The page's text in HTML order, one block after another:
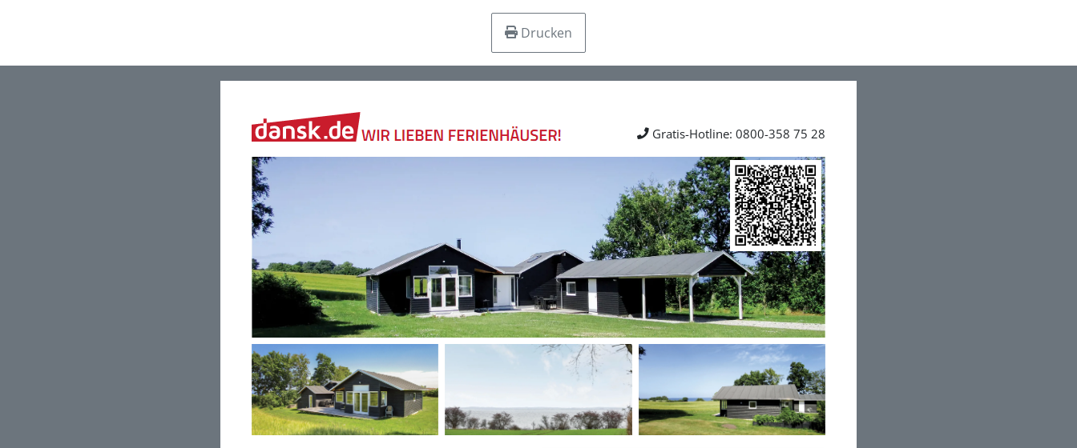
Drucken
Gratis-Hotline: 0800-358 75 28